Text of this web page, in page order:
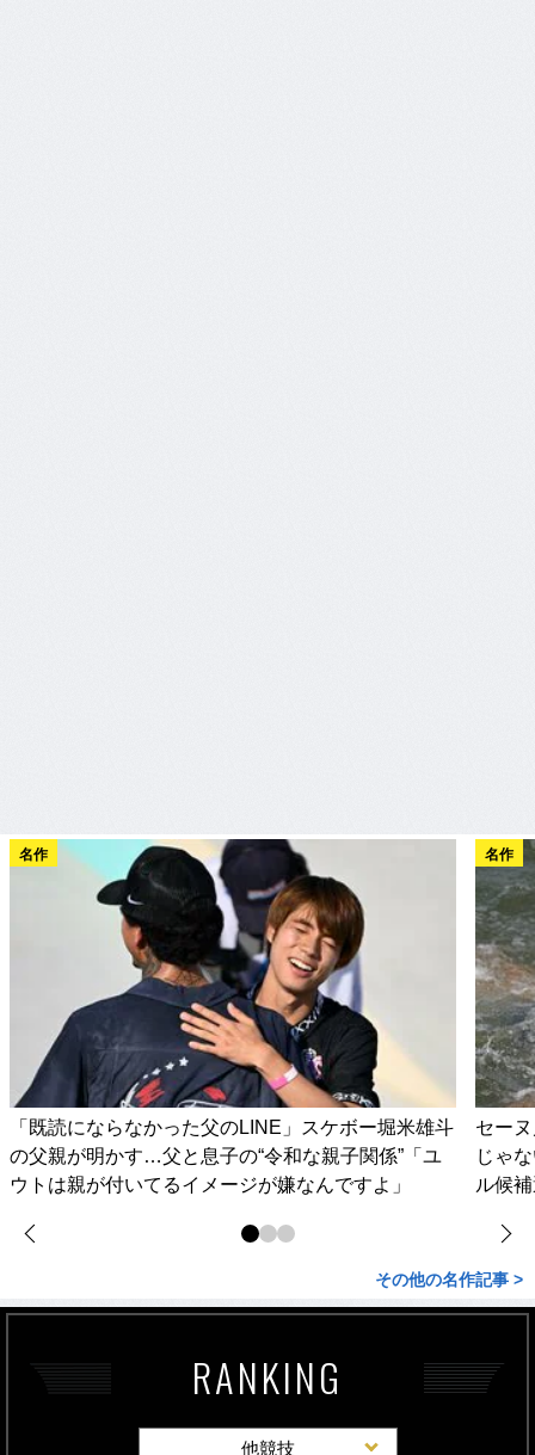
名作
「既読にならなかった父のLINE」スケボー堀米雄斗
の父親が明かす…父と息子の“令和な親子関係”「ユ
ウトは親が付いてるイメージが嫌なんですよ」
名作
セー
じゃ
ル候
その他の名作記事 >
RANKING
他競技